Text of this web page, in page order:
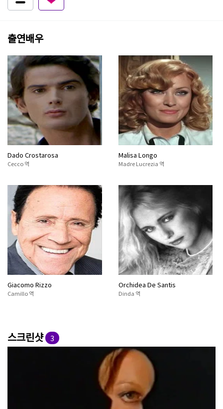
출연배우
Dado Crostarosa
Cecco 역
Malisa Longo
Madre Lucrezia 역
Giacomo Rizzo
Camillo 역
Orchidea De Santis
Dinda 역
스크린샷 3